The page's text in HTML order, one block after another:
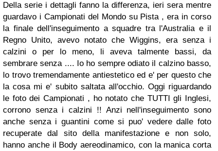
Della serie i dettagli fanno la differenza, ieri sera mentre
guardavo i Campionati del Mondo su Pista , era in corso
la finale dell'inseguimento a squadre tra l'Australia e il
Regno Unito, avevo notato che Wiggins, era senza i
calzini o per lo meno, li aveva talmente bassi, da
sembrare senza .... Io ho sempre odiato il calzino basso,
lo trovo tremendamente antiestetico ed e' per questo che
la cosa mi e' subito saltata all'occhio. Oggi riguardando
le foto dei Campionati , ho notato che TUTTI gli Inglesi,
corrono senza i calzini !! Anzi nell'inseguimento sono
anche senza i guantini come si puo' vedere dalle foto
recuperate dal sito della manifestazione e non solo,
hanno anche il Body aereodinamico, con la manica corta